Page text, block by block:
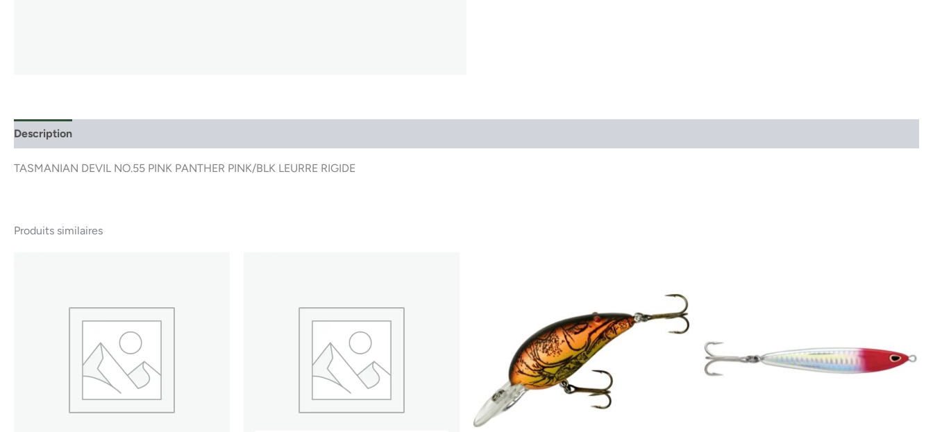
Description
TASMANIAN DEVIL NO.55 PINK PANTHER PINK/BLK LEURRE RIGIDE
Produits similaires